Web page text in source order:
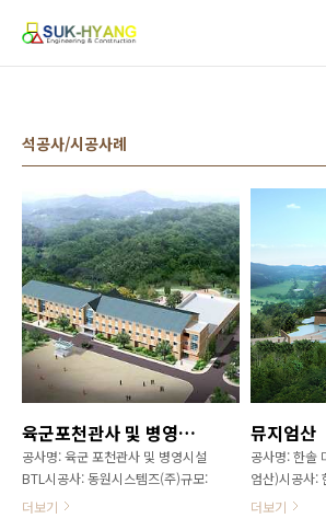
Site
map
석공사/시공사례
육군포천관사 및 병영시설 BTL
공사명: 육군 포천관사 및 병영시설
BTL시공사: 동원시스템즈(주)규모:
병영생활관(지하1층~지상3층), 취사
더보기
뮤지엄산
공사명: 한솔
엄산)시공사:
EME(한솔제
더보기